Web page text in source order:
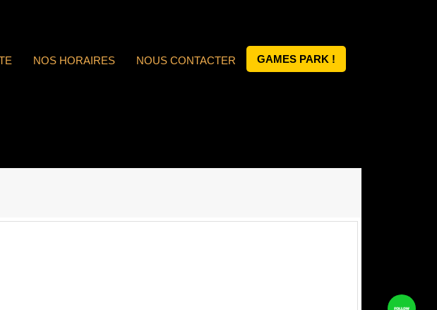
NOS HORAIRES NOUS CONTACTER GAMES PARK !